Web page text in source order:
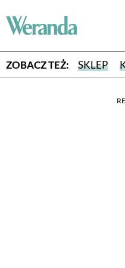
ZOBACZ TEŻ: SKLEP